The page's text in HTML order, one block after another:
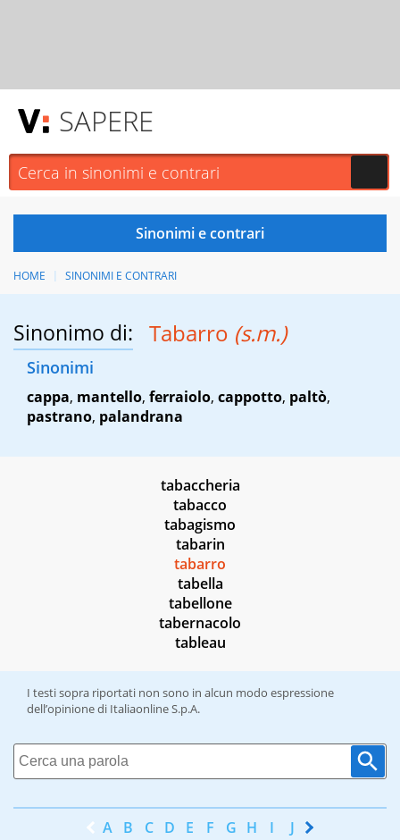
SAPERE
HOME SINONIMI E CONTRARI
Sinonimo di: Tabarro (s.m.)
Sinonimi
cappa, mantello, ferraiolo, cappotto, paltò,
pastrano, palandrana
tabaccheria
tabacco
tabagismo
tabarin
tabarro
tabella
tabellone
tabernacolo
tableau
I testi sopra riportati non sono in alcun modo espressione
dell’opinione di Italiaonline S.p.A.
A B C D E F G H I J K